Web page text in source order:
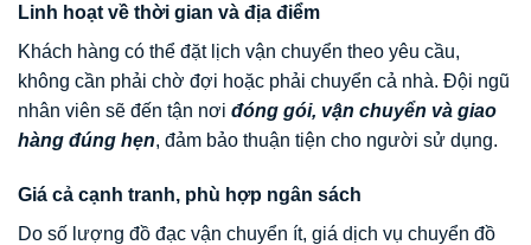
Linh hoạt về thời gian và địa điểm
Khách hàng có thể đặt lịch vận chuyển theo yêu cầu,
không cần phải chờ đợi hoặc phải chuyển cả nhà. Đội ngũ
nhân viên sẽ đến tận nơi đóng gói, vận chuyển và giao
hàng đúng hẹn, đảm bảo thuận tiện cho người sử dụng.
Giá cả cạnh tranh, phù hợp ngân sách
Do số lượng đồ đạc vận chuyển ít, giá dịch vụ chuyển đồ